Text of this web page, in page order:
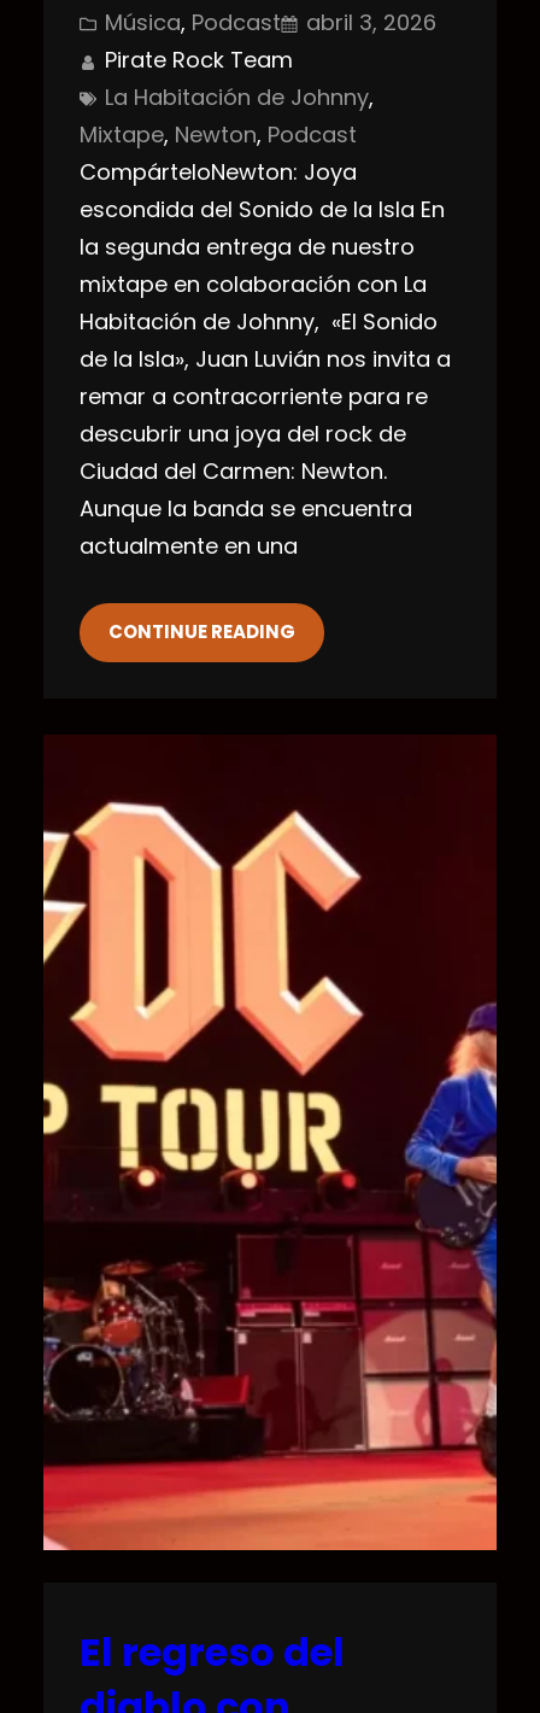
Música, Podcast
abril 3, 2026
Pirate Rock Team
La Habitación de Johnny
Mixtape, Newton, Podcast
CompárteloNewton: Joya
escondida del Sonido de la Isla En
la segunda entrega de nuestro
mixtape en colaboración con La
Habitación de Johnny, «El Sonido
de la Isla», Juan Luvián nos invita a
remar a contracorriente para re
descubrir una joya del rock de
Ciudad del Carmen: Newton.
Aunque la banda se encuentra
actualmente en una
CONTINUE READING
El regreso del